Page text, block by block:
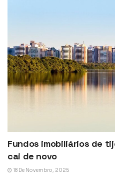
Fundos imobiliários de
cai de novo
18 De Novembro, 2025